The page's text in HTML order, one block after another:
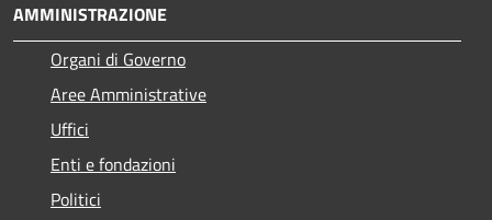
AMMINISTRAZIONE
Organi di Governo
Aree Amministrative
Uffici
Enti e fondazioni
Politici